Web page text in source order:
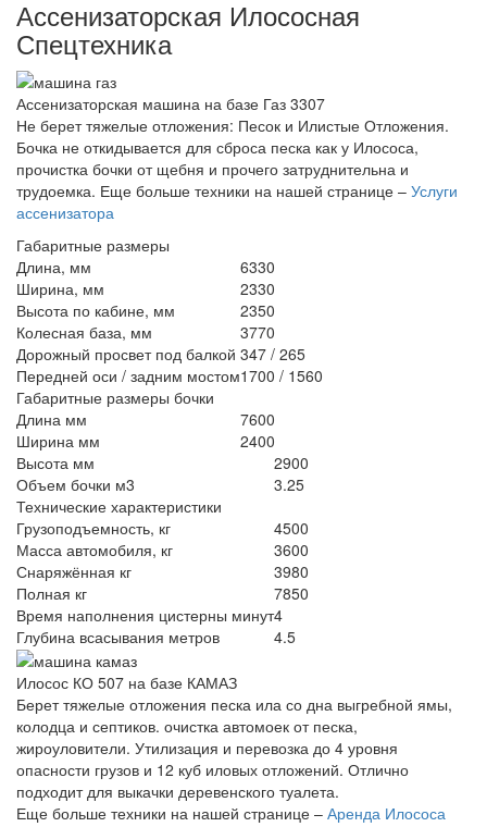
Ассенизаторская Илососная
Спецтехника
Ассенизаторская машина на базе Газ 3307
Не берет тяжелые отложения: Песок и Илистые Отложения.
Бочка не откидывается для сброса песка как у Илососа,
прочистка бочки от щебня и прочего затруднительна и
трудоемка. Еще больше техники на нашей странице – Услуги
ассенизатора
Габаритные размеры
Длина, мм
6330
Ширина, мм
2330
Высота по кабине, мм
2350
Колесная база, мм
3770
Дорожный просвет под балкой 347 / 265
Передней оси / задним мостом1700 / 1560
Габаритные размеры бочки
Длина мм
7600
Ширина мм
2400
Высота мм
2900
Объем бочки м3
3.25
Технические характеристики
Грузоподъемность, кг
4500
Масса автомобиля, кг
3600
Снаряжённая кг
3980
Полная кг
7850
Время наполнения цистерны минут4
Глубина всасывания метров
4.5
Илосос КО 507 на базе КАМАЗ
Берет тяжелые отложения песка ила со дна выгребной ямы,
колодца и септиков. очистка автомоек от песка,
жироуловители. Утилизация и перевозка до 4 уровня
опасности грузов и 12 куб иловых отложений. Отлично
подходит для выкачки деревенского туалета.
Еще больше техники на нашей странице – Аренда Илососа